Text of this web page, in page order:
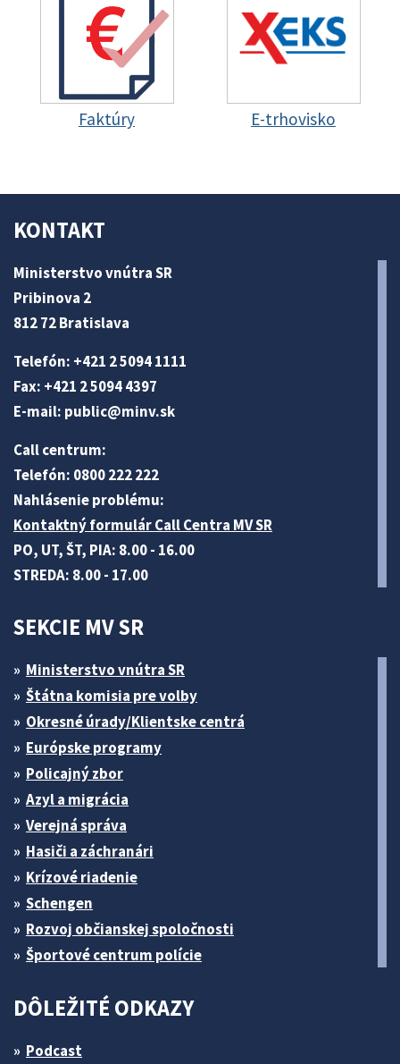
Faktúry E-trhovisko
KONTAKT
Ministerstvo vnútra SR
Pribinova 2
812 72 Bratislava
Telefón: +421 2 5094 1111
Fax: +421 2 5094 4397
E-mail: public@minv.sk
Call centrum:
Telefón: 0800 222 222
Nahlásenie problému:
Kontaktný formulár Call Centra MV SR
PO, UT, ŠT, PIA: 8.00 - 16.00
STREDA: 8.00 - 17.00
SEKCIE MV SR
Ministerstvo vnútra SR
Štátna komisia pre volby
Okresné úrady/Klientske centrá
Európske programy
Policajný zbor
Azyl a migrácia
Verejná správa
Hasiči a záchranári
Krízové riadenie
Schengen
Rozvoj občianskej spoločnosti
Športové centrum polície
DÔLEŽITÉ ODKAZY
Podcast